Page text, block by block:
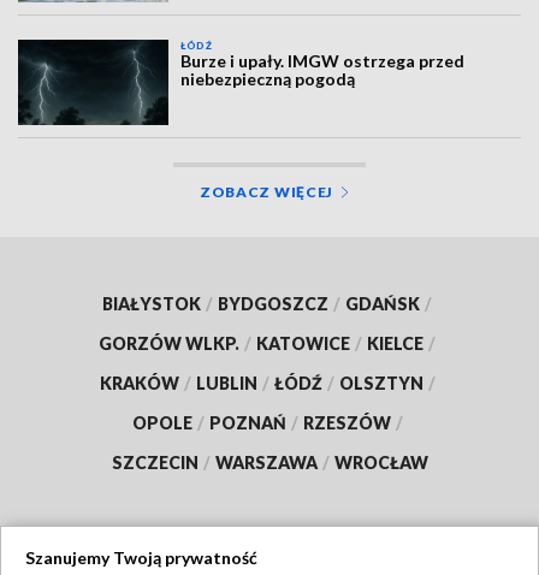
ŁÓDŹ
Burze i upały. IMGW ostrzega przed
niebezpieczną pogodą
ZOBACZ WIĘCEJ
BIAŁYSTOK / BYDGOSZCZ / GDAŃSK /
GORZÓW WLKP. / KATOWICE / KIELCE /
KRAKÓW / LUBLIN / ŁÓDŹ / OLSZTYN /
OPOLE / POZNAŃ / RZESZÓW /
SZCZECIN / WARSZAWA / WROCŁAW
Szanujemy Twoją prywatność